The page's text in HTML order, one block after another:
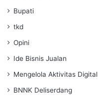
Bupati
tkd
Opini
Ide Bisnis Jualan
Mengelola Aktivitas Digital
BNNK Deliserdang